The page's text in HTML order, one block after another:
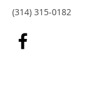
(314) 315-0182